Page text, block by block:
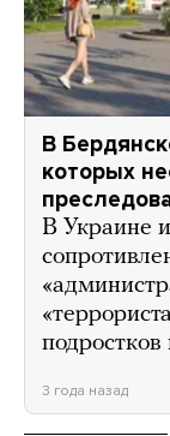
В
которых
В Украине
3 года назад